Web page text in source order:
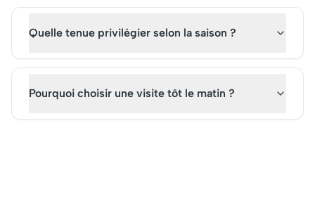
Quelle tenue privilégier selon la saison ?
Pourquoi choisir une visite tôt le matin ?